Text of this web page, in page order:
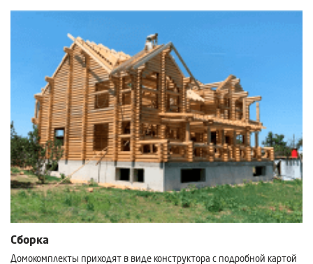
Сборка
Домокомплекты приходят в виде конструктора с подробной картой